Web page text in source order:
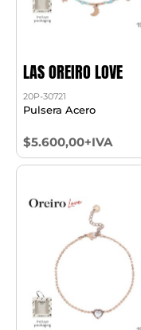
LAS OREIRO LOVE
20P-30721
Pulsera Acero
$5.600,00+IVA